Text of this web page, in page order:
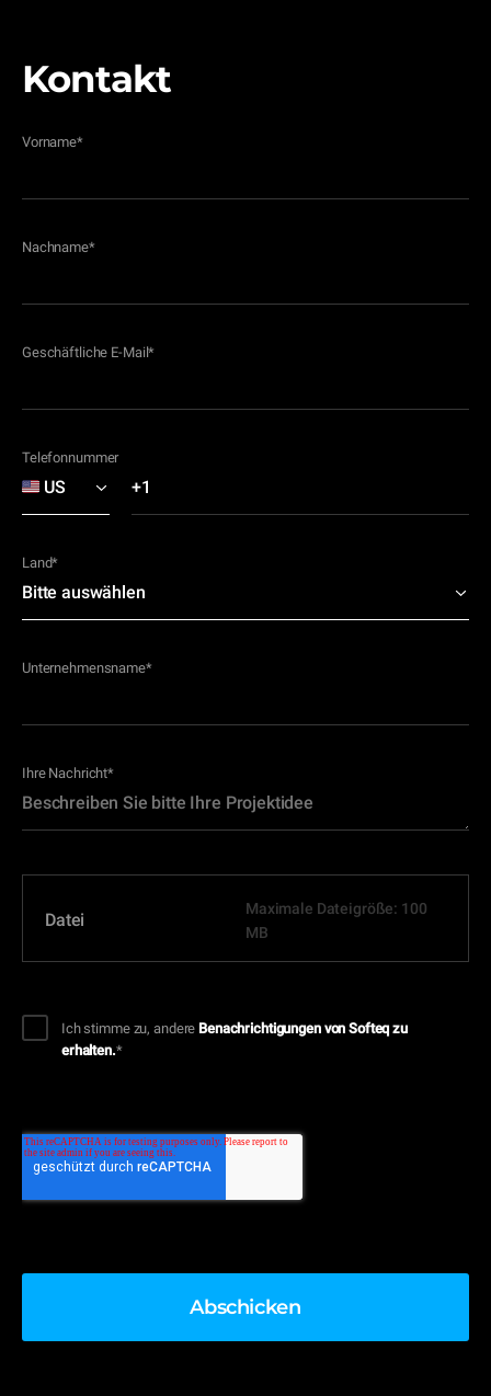
Kontakt
Vorname*
Nachname*
Geschäftliche E-Mail*
Telefonnummer
Land*
Unternehmensname*
Ihre Nachricht*
Datei
Maximale Dateigröße: 100
MB
Ich stimme zu, andere Benachrichtigungen von Softeq zu
erhalten.*